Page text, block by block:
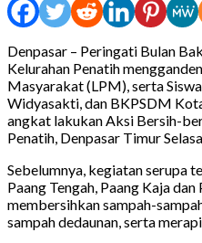
Denpasar – Peringati Bulan
Kelurahan Penatih
Masyarakat (LPM), serta
Widyasakti, dan BKPSDM
angkat lakukan Aksi Bersih-
Penatih, Denpasar Timur
Sebelumnya, kegiatan serupa
Paang Tengah, Paang Kaja
membersihkan sampah-
sampah dedaunan, serta